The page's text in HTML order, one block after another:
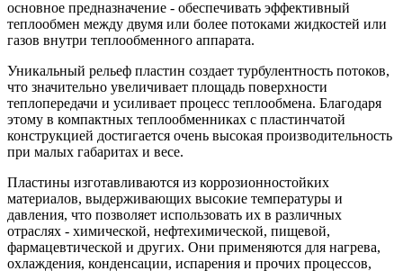
основное предназначение - обеспечивать эффективный
теплообмен между двумя или более потоками жидкостей или
газов внутри теплообменного аппарата.
Уникальный рельеф пластин создает турбулентность потоков,
что значительно увеличивает площадь поверхности
теплопередачи и усиливает процесс теплообмена. Благодаря
этому в компактных теплообменниках с пластинчатой
конструкцией достигается очень высокая производительность
при малых габаритах и весе.
Пластины изготавливаются из коррозионностойких
материалов, выдерживающих высокие температуры и
давления, что позволяет использовать их в различных
отраслях - химической, нефтехимической, пищевой,
фармацевтической и других. Они применяются для нагрева,
охлаждения, конденсации, испарения и прочих процессов,